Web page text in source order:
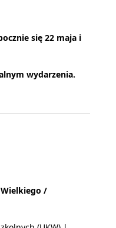
się 22 maja i
wydarzenia.
/